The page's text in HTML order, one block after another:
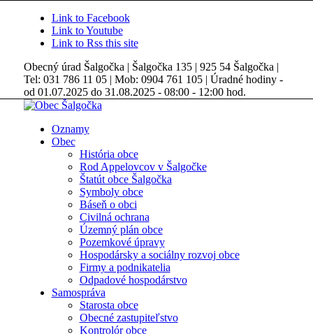
Link to Facebook
Link to Youtube
Link to Rss this site
Obecný úrad Šalgočka | Šalgočka 135 | 925 54 Šalgočka |
Tel: 031 786 11 05 | Mob: 0904 761 105 | Úradné hodiny -
od 01.07.2025 do 31.08.2025 - 08:00 - 12:00 hod.
Oznamy
Obec
História obce
Rod Appelovcov v Šalgočke
Štatút obce Šalgočka
Symboly obce
Báseň o obci
Civilná ochrana
Územný plán obce
Pozemkové úpravy
Hospodársky a sociálny rozvoj obce
Firmy a podnikatelia
Odpadové hospodárstvo
Samospráva
Starosta obce
Obecné zastupiteľstvo
Kontrolór obce